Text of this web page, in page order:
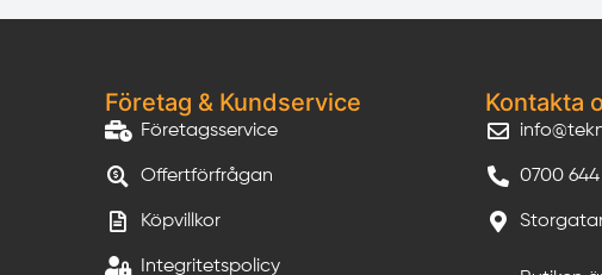
Företag & Kundservice
Företagsservice
Offertförfrågan
Köpvillkor
Integritetspolicy
Kontakta
0700